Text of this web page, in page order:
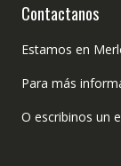
Contactanos
Estamos en
Para más
O escribinos un